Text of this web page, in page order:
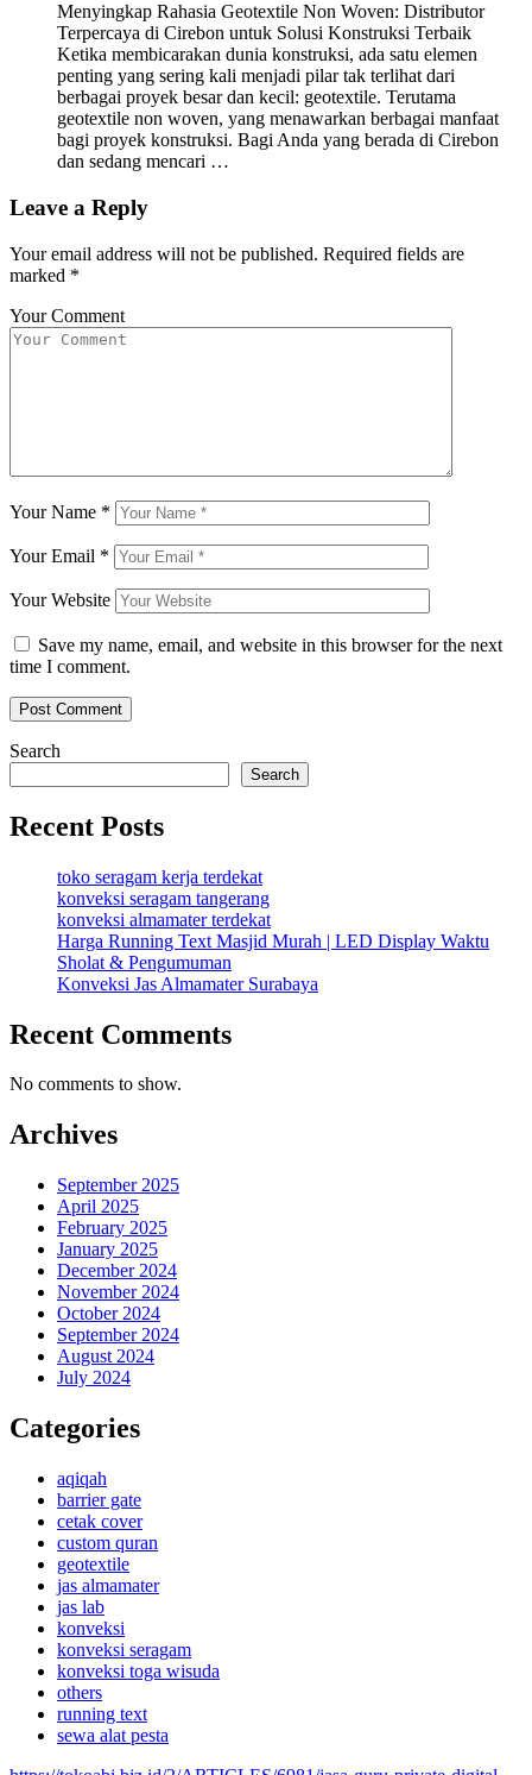
Menyingkap Rahasia Geotextile Non Woven: Distributor
Terpercaya di Cirebon untuk Solusi Konstruksi Terbaik
Ketika membicarakan dunia konstruksi, ada satu elemen
penting yang sering kali menjadi pilar tak terlihat dari
berbagai proyek besar dan kecil: geotextile. Terutama
geotextile non woven, yang menawarkan berbagai manfaat
bagi proyek konstruksi. Bagi Anda yang berada di Cirebon
dan sedang mencari …
Leave a Reply
Your email address will not be published. Required fields are
marked *
Your Comment
Your Name *
Your Email *
Your Website
Save my name, email, and website in this browser for the next
time I comment.
Search
Search
Recent Posts
toko seragam kerja terdekat
konveksi seragam tangerang
konveksi almamater terdekat
Harga Running Text Masjid Murah | LED Display Waktu
Sholat & Pengumuman
Konveksi Jas Almamater Surabaya
Recent Comments
No comments to show.
Archives
September 2025
April 2025
February 2025
January 2025
December 2024
November 2024
October 2024
September 2024
August 2024
July 2024
Categories
aqiqah
barrier gate
cetak cover
custom quran
geotextile
jas almamater
jas lab
konveksi
konveksi seragam
konveksi toga wisuda
others
running text
sewa alat pesta